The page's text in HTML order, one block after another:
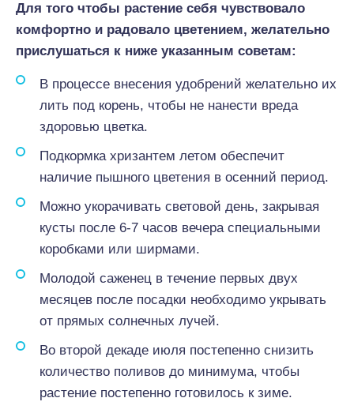
Для того чтобы растение себя чувствовало
комфортно и радовало цветением, желательно
прислушаться к ниже указанным советам:
В процессе внесения удобрений желательно их
лить под корень, чтобы не нанести вреда
здоровью цветка.
Подкормка хризантем летом обеспечит
наличие пышного цветения в осенний период.
Можно укорачивать световой день, закрывая
кусты после 6-7 часов вечера специальными
коробками или ширмами.
Молодой саженец в течение первых двух
месяцев после посадки необходимо укрывать
от прямых солнечных лучей.
Во второй декаде июля постепенно снизить
количество поливов до минимума, чтобы
растение постепенно готовилось к зиме.